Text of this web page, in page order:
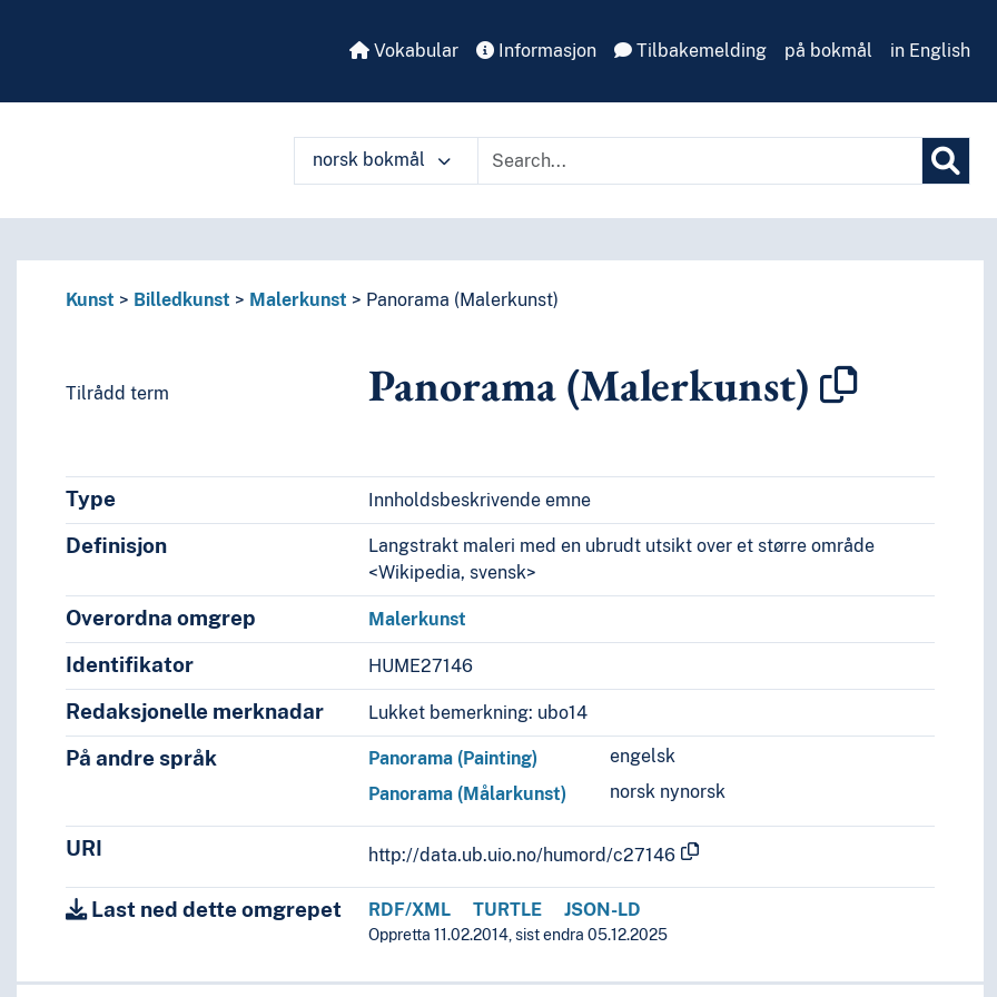
Vokabular Informasjon Tilbakemelding på bokmål in English
norsk bokmål
Kunst Billedkunst Malerkunst Panorama (Malerkunst)
Tilrådd term Panorama (Malerkunst)
Type Innholdsbeskrivende emne
Definisjon
Langstrakt maleri med en ubrudt utsikt over et større område
<Wikipedia, svensk>
Overordna omgrep Malerkunst
Identifikator HUME27146
Redaksjonelle merknadar Lukket bemerkning: ubo14
På andre språk engelsk
Panorama (Painting)
norsk nynorsk
Panorama (Målarkunst)
URI http://data.ub.uio.no/humord/c27146
Last ned dette omgrepet RDF/XML TURTLE JSON-LD
Oppretta 11.02.2014, sist endra 05.12.2025